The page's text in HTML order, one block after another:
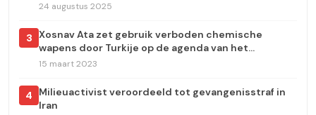
24 augustus 2025
3 Xosnav Ata zet gebruik verboden chemische
wapens door Turkije op de agenda van het
Europees Parlement
15 maart 2023
4
Milieuactivist veroordeeld tot gevangenisstraf in
Iran